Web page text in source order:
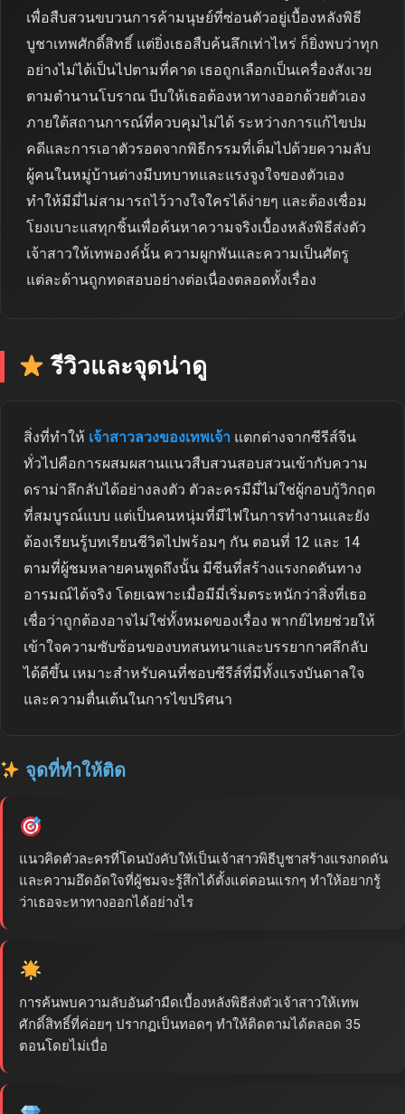
เพื่อสืบสวนขบวนการค้ามนุษย์ที่ซ่อนตัวอยู่เบื้องหลังพิธี
บูชาเทพศักดิ์สิทธิ์ แต่ยิ่งเธอสืบค้นลึกเท่าไหร่ ก็ยิ่งพบว่าทุก
อย่างไม่ได้เป็นไปตามที่คาด เธอถูกเลือกเป็นเครื่องสังเวย
ตามตำนานโบราณ บีบให้เธอต้องหาทางออกด้วยตัวเอง
ภายใต้สถานการณ์ที่ควบคุมไม่ได้ ระหว่างการแก้ไขปม
คดีและการเอาตัวรอดจากพิธีกรรมที่เต็มไปด้วยความลับ
ผู้คนในหมู่บ้านต่างมีบทบาทและแรงจูงใจของตัวเอง
ทำให้มีมี่ไม่สามารถไว้วางใจใครได้ง่ายๆ และต้องเชื่อม
โยงเบาะแสทุกชิ้นเพื่อค้นหาความจริงเบื้องหลังพิธีส่งตัว
เจ้าสาวให้เทพองค์นั้น ความผูกพันและความเป็นศัตรู
แต่ละด้านถูกทดสอบอย่างต่อเนื่องตลอดทั้งเรื่อง
รีวิวและจุดน่าดู
สิ่งที่ทำให้ เจ้าสาวลวงของเทพเจ้า แตกต่างจากซีรีส์จีน
ทั่วไปคือการผสมผสานแนวสืบสวนสอบสวนเข้ากับความ
ดราม่าลึกลับได้อย่างลงตัว ตัวละครมีมี่ไม่ใช่ผู้กอบกู้วิกฤต
ที่สมบูรณ์แบบ แต่เป็นคนหนุ่มที่มีไฟในการทำงานและยัง
ต้องเรียนรู้บทเรียนชีวิตไปพร้อมๆ กัน ตอนที่ 12 และ 14
ตามที่ผู้ชมหลายคนพูดถึงนั้น มีซีนที่สร้างแรงกดดันทาง
อารมณ์ได้จริง โดยเฉพาะเมื่อมีมี่เริ่มตระหนักว่าสิ่งที่เธอ
เชื่อว่าถูกต้องอาจไม่ใช่ทั้งหมดของเรื่อง พากย์ไทยช่วยให้
เข้าใจความซับซ้อนของบทสนทนาและบรรยากาศลึกลับ
ได้ดีขึ้น เหมาะสำหรับคนที่ชอบซีรีส์ที่มีทั้งแรงบันดาลใจ
และความตื่นเต้นในการไขปริศนา
จุดที่ทำให้ติด
แนวคิดตัวละครที่โดนบังคับให้เป็นเจ้าสาวพิธีบูชาสร้างแรงกดดัน
และความอึดอัดใจที่ผู้ชมจะรู้สึกได้ตั้งแต่ตอนแรกๆ ทำให้อยากรู้
ว่าเธอจะหาทางออกได้อย่างไร
การค้นพบความลับอันดำมืดเบื้องหลังพิธีส่งตัวเจ้าสาวให้เทพ
ศักดิ์สิทธิ์ที่ค่อยๆ ปรากฏเป็นทอดๆ ทำให้ติดตามได้ตลอด 35
ตอนโดยไม่เบื่อ